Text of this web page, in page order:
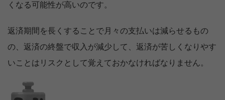
くなる可能性が高いのです。
返済期間を長くすることで月々の支払いは減らせるもの
の、返済の終盤で収入が減少して、返済が苦しくなりやす
いことはリスクとして覚えておかなければなりません。